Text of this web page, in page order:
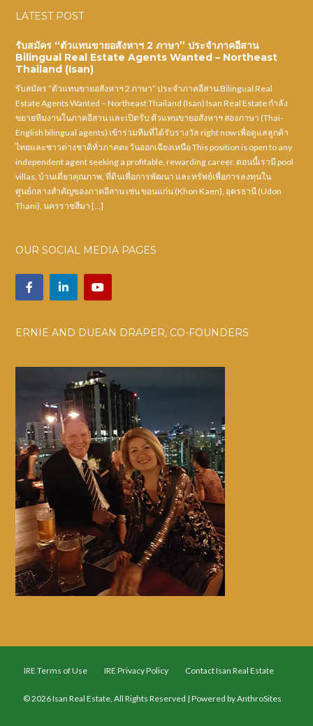
LATEST POST
รับสมัคร “ตัวแทนขายอสังหาฯ 2 ภาษา” ประจำภาคอีสาน
Bilingual Real Estate Agents Wanted – Northeast
Thailand (Isan)
รับสมัคร “ตัวแทนขายอสังหาฯ 2 ภาษา” ประจำภาคอีสาน Bilingual Real
Estate Agents Wanted – Northeast Thailand (Isan) Isan Real Estate กำลัง
ขยายทีมงานในภาคอีสาน และเปิดรับ ตัวแทนขายอสังหาฯ สองภาษา (Thai-
English bilingual agents) เข้าร่วมทีมที่ได้รับรางวัล right now เพื่อดูแลลูกค้า
ไทยและชาวต่างชาติทั่วภาคตะวันออกเฉียงเหนือ This position is open to any
independent agent seeking a profitable, rewarding career. ตอนนี้เรามี pool
villas, บ้านเดี่ยวคุณภาพ, ที่ดินเพื่อการพัฒนา และทรัพย์เพื่อการลงทุนใน
ศูนย์กลางสำคัญของภาคอีสาน เช่น ขอนแก่น (Khon Kaen), อุดรธานี (Udon
Thani), นครราชสีมา […]
OUR SOCIAL MEDIA PAGES
ERNIE AND DUEAN DRAPER, CO-FOUNDERS
IRE Terms of Use IRE Privacy Policy Contact Isan Real Estate
© 2026 Isan Real Estate, All Rights Reserved | Powered byAnthroSites